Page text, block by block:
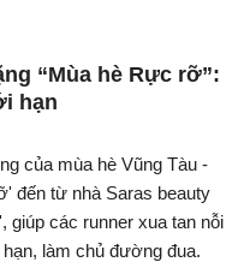
“Mùa hè Rực rỡ”:
hạn
của mùa hè Vũng Tàu -
đến từ nhà Saras beauty
giúp các runner xua tan nỗi
làm chủ đường đua.